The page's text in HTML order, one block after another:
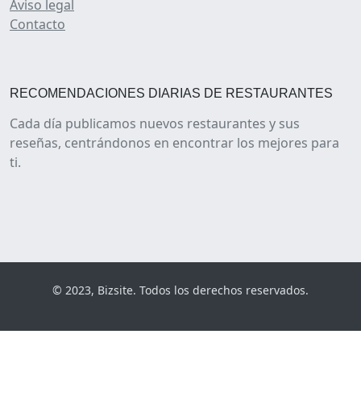
Aviso legal
Contacto
RECOMENDACIONES DIARIAS DE RESTAURANTES
Cada día publicamos nuevos restaurantes y sus
reseñas, centrándonos en encontrar los mejores para
ti.
© 2023, Bizsite. Todos los derechos reservados.